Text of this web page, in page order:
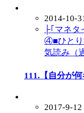
2014-10-
├｢マネタ
④■ひとり
気読み（
111.【自分が
2017-9-12